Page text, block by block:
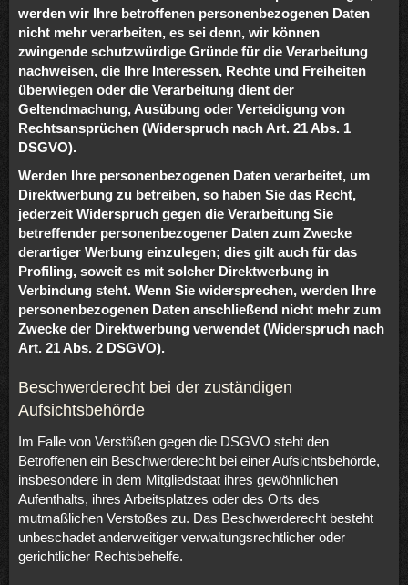
werden wir Ihre betroffenen personenbezogenen Daten
nicht mehr verarbeiten, es sei denn, wir können
zwingende schutzwürdige Gründe für die Verarbeitung
nachweisen, die Ihre Interessen, Rechte und Freiheiten
überwiegen oder die Verarbeitung dient der
Geltendmachung, Ausübung oder Verteidigung von
Rechtsansprüchen (Widerspruch nach Art. 21 Abs. 1
DSGVO).
Werden Ihre personenbezogenen Daten verarbeitet, um
Direktwerbung zu betreiben, so haben Sie das Recht,
jederzeit Widerspruch gegen die Verarbeitung Sie
betreffender personenbezogener Daten zum Zwecke
derartiger Werbung einzulegen; dies gilt auch für das
Profiling, soweit es mit solcher Direktwerbung in
Verbindung steht. Wenn Sie widersprechen, werden Ihre
personenbezogenen Daten anschließend nicht mehr zum
Zwecke der Direktwerbung verwendet (Widerspruch nach
Art. 21 Abs. 2 DSGVO).
Beschwerderecht bei der zuständigen
Aufsichtsbehörde
Im Falle von Verstößen gegen die DSGVO steht den
Betroffenen ein Beschwerderecht bei einer Aufsichtsbehörde,
insbesondere in dem Mitgliedstaat ihres gewöhnlichen
Aufenthalts, ihres Arbeitsplatzes oder des Orts des
mutmaßlichen Verstoßes zu. Das Beschwerderecht besteht
unbeschadet anderweitiger verwaltungsrechtlicher oder
gerichtlicher Rechtsbehelfe.